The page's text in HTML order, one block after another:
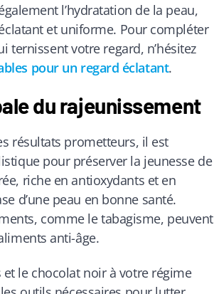
l’hydratation de la peau,
et uniforme. Pour compléter
ternissent votre regard, n’hésitez
pour un regard éclatant.
du rajeunissement
résultats prometteurs, il est
pour préserver la jeunesse de
riche en antioxydants et en
d’une peau en bonne santé.
comme le tabagisme, peuvent
anti-âge.
le chocolat noir à votre régime